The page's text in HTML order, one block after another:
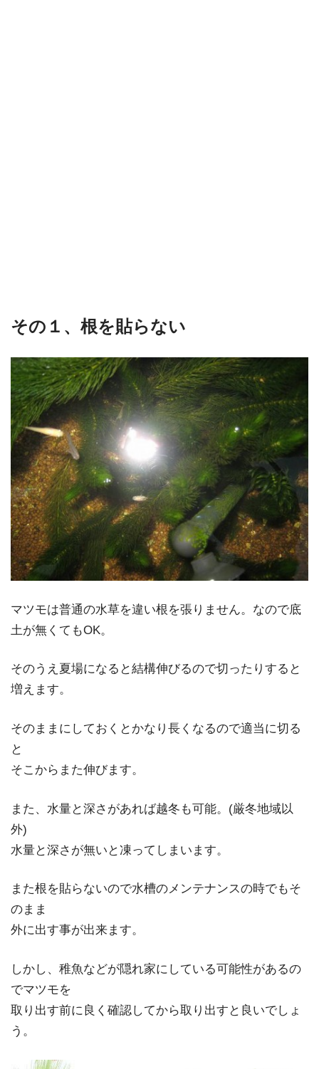
その１、根を貼らない
マツモは普通の水草を違い根を張りません。なので底
土が無くてもOK。
そのうえ夏場になると結構伸びるので切ったりすると
増えます。
そのままにしておくとかなり長くなるので適当に切る
と
そこからまた伸びます。
また、水量と深さがあれば越冬も可能。(厳冬地域以
外)
水量と深さが無いと凍ってしまいます。
また根を貼らないので水槽のメンテナンスの時でもそ
のまま
外に出す事が出来ます。
しかし、稚魚などが隠れ家にしている可能性があるの
でマツモを
取り出す前に良く確認してから取り出すと良いでしょ
う。